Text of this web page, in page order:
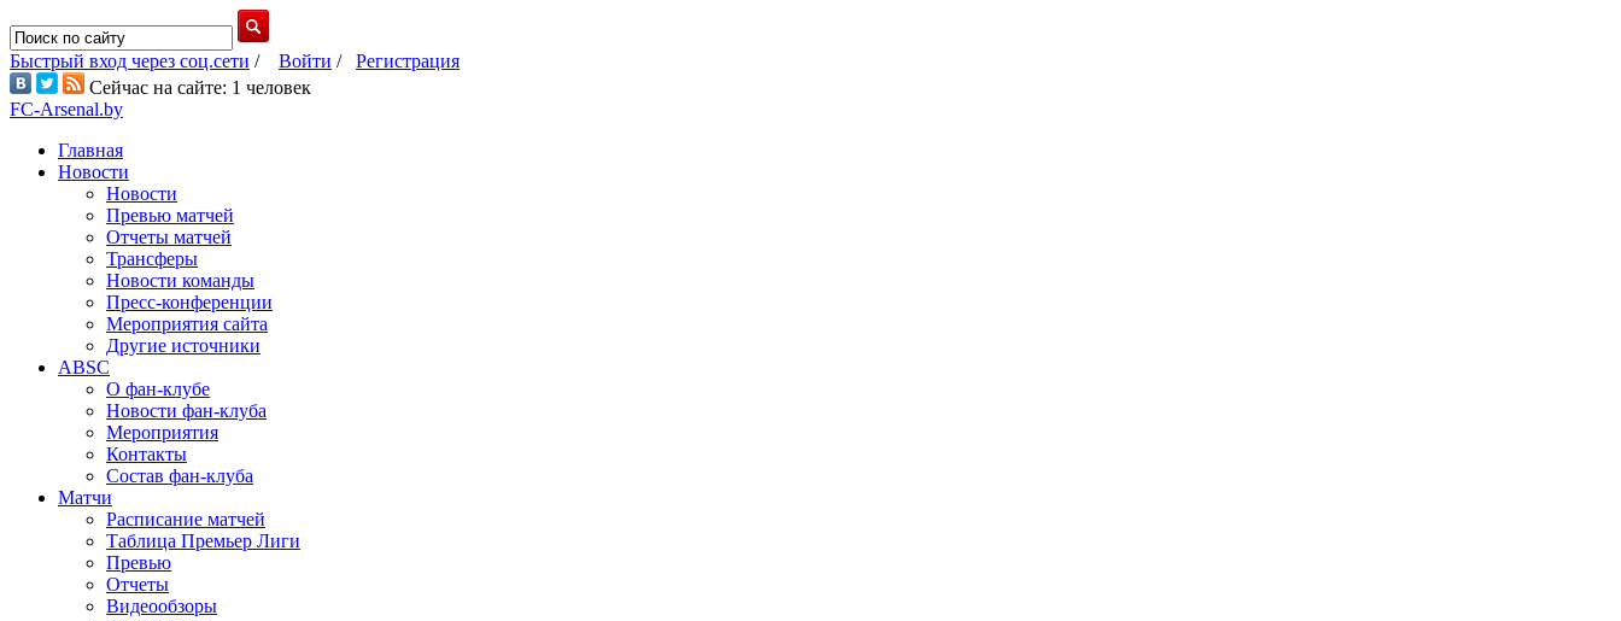
Быстрый вход через соц.сети / Войти / Регистрация
Сейчас на сайте: 1 человек
FC-Arsenal.by
Главная
Новости
Новости
Превью матчей
Отчеты матчей
Трансферы
Новости команды
Пресс-конференции
Мероприятия сайта
Другие источники
ABSC
О фан-клубе
Новости фан-клуба
Мероприятия
Контакты
Состав фан-клуба
Матчи
Расписание матчей
Таблица Премьер Лиги
Превью
Отчеты
Видеообзоры